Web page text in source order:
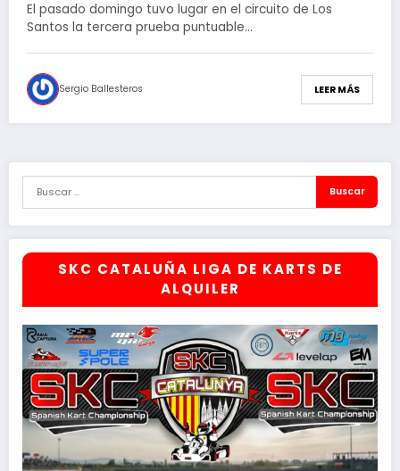
El pasado domingo tuvo lugar en el circuito de Los
Santos la tercera prueba puntuable…
Sergio Ballesteros LEER MÁS
SKC CATALUÑA LIGA DE KARTS DE
ALQUILER